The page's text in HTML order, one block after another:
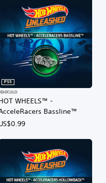
WHEELS™ -
Bassline™
PS5